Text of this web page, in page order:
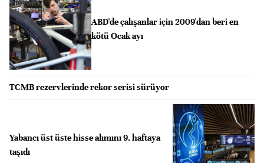
ABD'de çalışanlar için 2009'dan beri en
kötü Ocak ayı
TCMB rezervlerinde rekor serisi sürüyor
Yabancı üst üste hisse alımını 9. haftaya
taşıdı